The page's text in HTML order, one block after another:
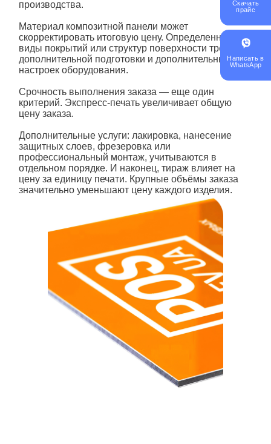
производства.
Материал композитной панели может
скорректировать итоговую цену. Определенные
виды покрытий или структур поверхности требуют
дополнительной подготовки и дополнительных
настроек оборудования.
Срочность выполнения заказа — еще один
критерий. Экспресс-печатьувеличивает общую
цену заказа.
Дополнительные услуги: лакировка, нанесение
защитных слоев, фрезеровка или
профессиональный монтаж, учитываются в
отдельном порядке. И наконец, тираж влияет на
цену за единицу печати. Крупные объёмы заказа
значительно уменьшают цену каждого изделия.
Скачать
прайс
Написать в
WhatsApp